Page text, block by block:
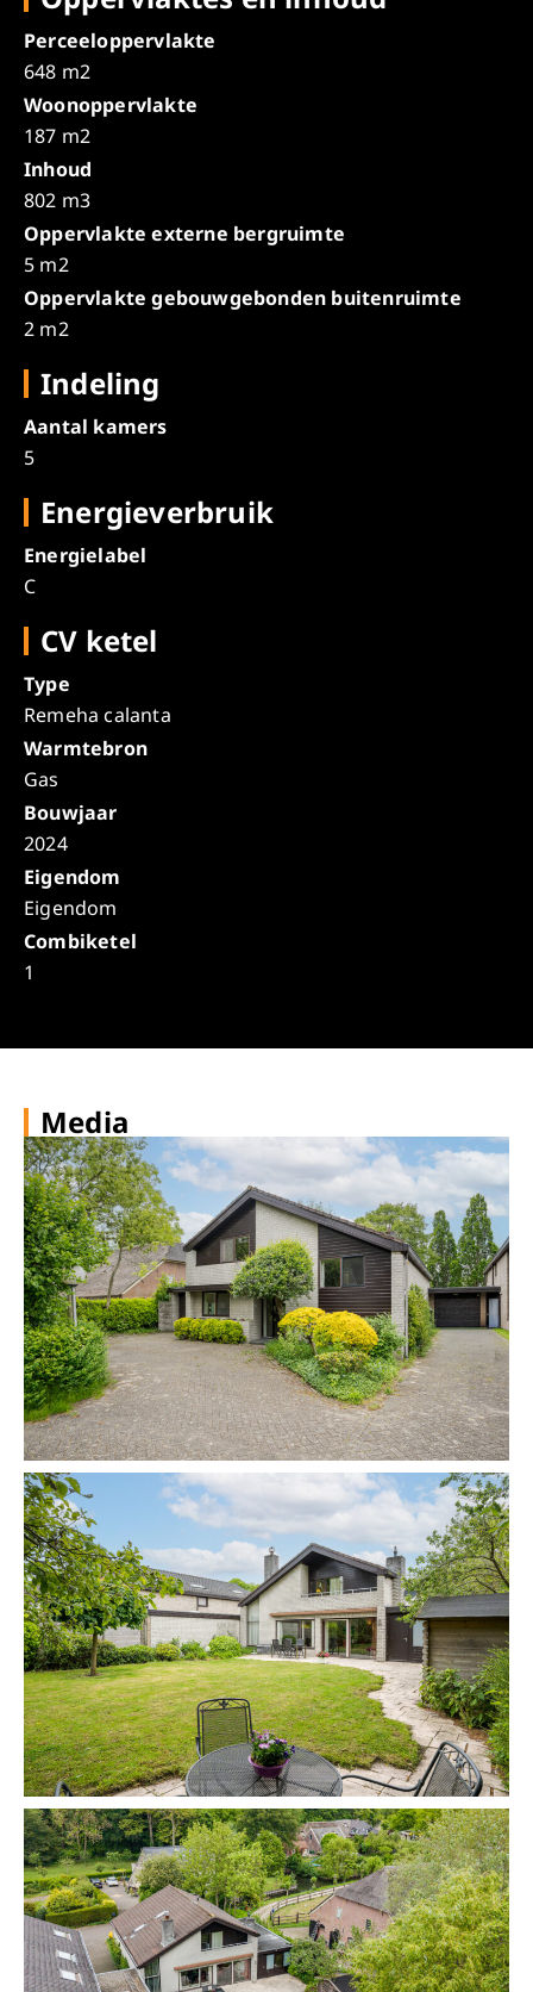
Perceeloppervlakte
648 m2
Woonoppervlakte
187 m2
Inhoud
802 m3
Oppervlakte externe bergruimte
5 m2
Oppervlakte gebouwgebonden buitenruimte
2 m2
Indeling
Aantal kamers
5
Energieverbruik
Energielabel
C
CV ketel
Type
Remeha calanta
Warmtebron
Gas
Bouwjaar
2024
Eigendom
Eigendom
Combiketel
1
Media